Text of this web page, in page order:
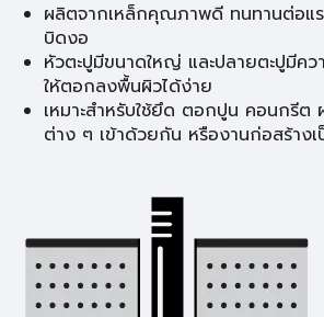
ผลิตจากเหล็กคุณภาพดี ทนทานต่อแ
บิดงอ
หัวตะปูมีขนาดใหญ่ และปลายตะปูมีค
ให้ตอกลงพื้นผิวได้ง่าย
เหมาะสำหรับใช้ยึด ตอกปูน คอนกรีต
ต่าง ๆ เข้าด้วยกัน หรืองานก่อสร้าง